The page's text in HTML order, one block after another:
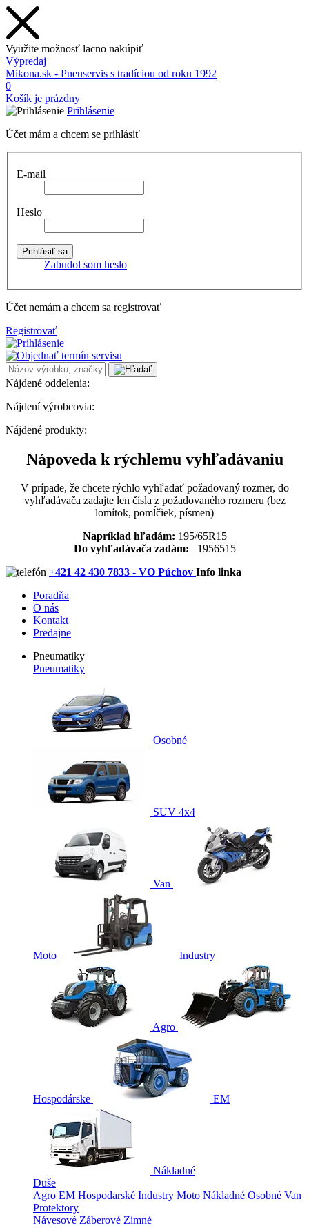
Využite možnosť lacno nakúpiť
Výpredaj
Mikona.sk - Pneuservis s tradíciou od roku 1992
0
Košík je prázdny
Prihlásenie
Účet mám a chcem se prihlásiť
E-mail
Heslo
Zabudol som heslo
Účet nemám a chcem sa registrovať
Registrovať
Nájdené oddelenia:
Nájdení výrobcovia:
Nájdené produkty:
Nápoveda k rýchlemu vyhľadávaniu
V prípade, že chcete rýchlo vyhľadať požadovaný rozmer, do
vyhľadávača zadajte len čísla z požadovaného rozmeru (bez
lomítok, pomĺčiek, písmen)
Napríklad hľadám: 195/65R15
Do vyhľadávača zadám: 1956515
+421 42 430 7833 - VO Púchov Info linka
Poradňa
O nás
Kontakt
Predajne
Pneumatiky
Pneumatiky
Osobné
SUV 4x4
Van
Moto Industry
Agro
Hospodárske EM
Nákladné
Duše
Agro EM Hospodarské Industry Moto Nákladné Osobné Van
Protektory
Návesové Záberové Zimné